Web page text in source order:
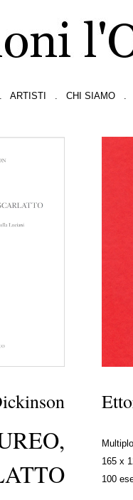
ARTISTI CHI SIAMO
165 x
100